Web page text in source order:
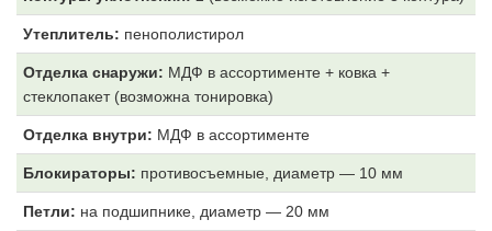
Утеплитель: пенополистирол
Отделка снаружи: МДФ в ассортименте + ковка +
стеклопакет (возможна тонировка)
Отделка внутри: МДФ в ассортименте
Блокираторы: противосъемные, диаметр — 10 мм
Петли: на подшипнике, диаметр — 20 мм